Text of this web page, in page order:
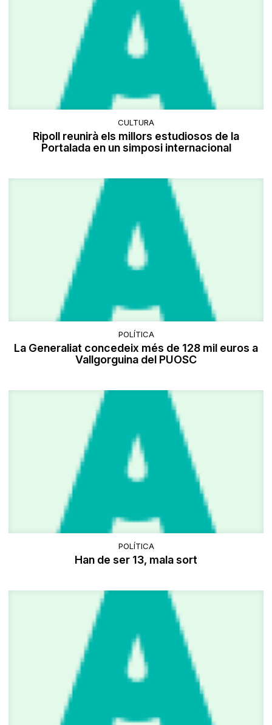
CULTURA
Ripoll reunirà els millors estudiosos de la
Portalada en un simposi internacional
POLÍTICA
La Generaliat concedeix més de 128 mil euros a
Vallgorguina del PUOSC
POLÍTICA
Han de ser 13, mala sort